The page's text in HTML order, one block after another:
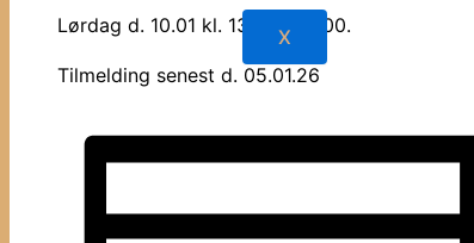
X
Lørdag d. 10.01 kl. 13.00 – 16.00.
Tilmelding senest d. 05.01.26